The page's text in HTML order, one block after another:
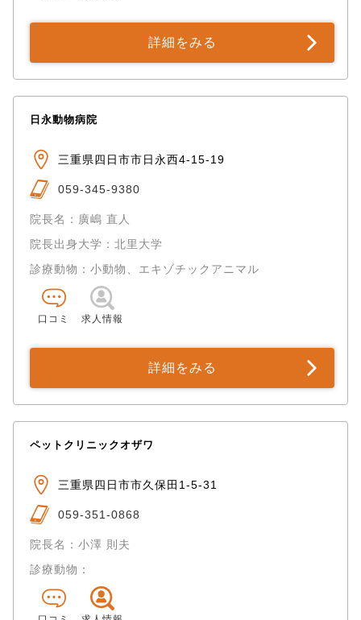
詳細をみる
日永動物病院
三重県四日市市日永西4-15-19
059-345-9380
院長名：廣嶋 直人
院長出身大学：北里大学
診療動物：小動物、エキゾチックアニマル
口コミ 求人情報
詳細をみる
ペットクリニックオザワ
三重県四日市市久保田1-5-31
059-351-0868
院長名：小澤 則夫
診療動物：